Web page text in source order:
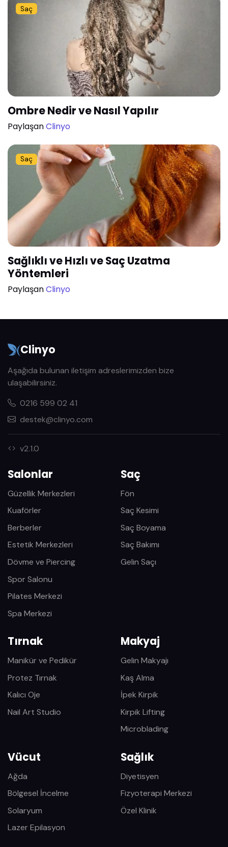
Saç
Ombre Nedir ve Nasıl Yapılır
PaylaşanClinyo
Saç
Sağlıklı ve Hızlı ve Saç Uzatma
Yöntemleri
PaylaşanClinyo
Clinyo
Aşağıda bulunan iletişim adreslerimizden bize
ulaşabilirsiniz.
0216 599 02 41
destek@clinyo.com
v2.1.0
Salonlar
Güzellik Merkezleri
Kuaförler
Berberler
Estetik Merkezleri
Dövme ve Piercing
Spor Salonu
Pilates Merkezi
Spa Merkezi
Saç
Fön
Saç Kesimi
Saç Boyama
Saç Bakımı
Gelin Saçı
Tırnak
Manikür ve Pedikür
Protez Tırnak
Kalıcı Oje
Nail Art Studio
Makyaj
Gelin Makyajı
Kaş Alma
İpek Kirpik
Kirpik Lifting
Microblading
Vücut
Ağda
Bölgesel İncelme
Solaryum
Lazer Epilasyon
Sağlık
Diyetisyen
Fizyoterapi Merkezi
Özel Klinik